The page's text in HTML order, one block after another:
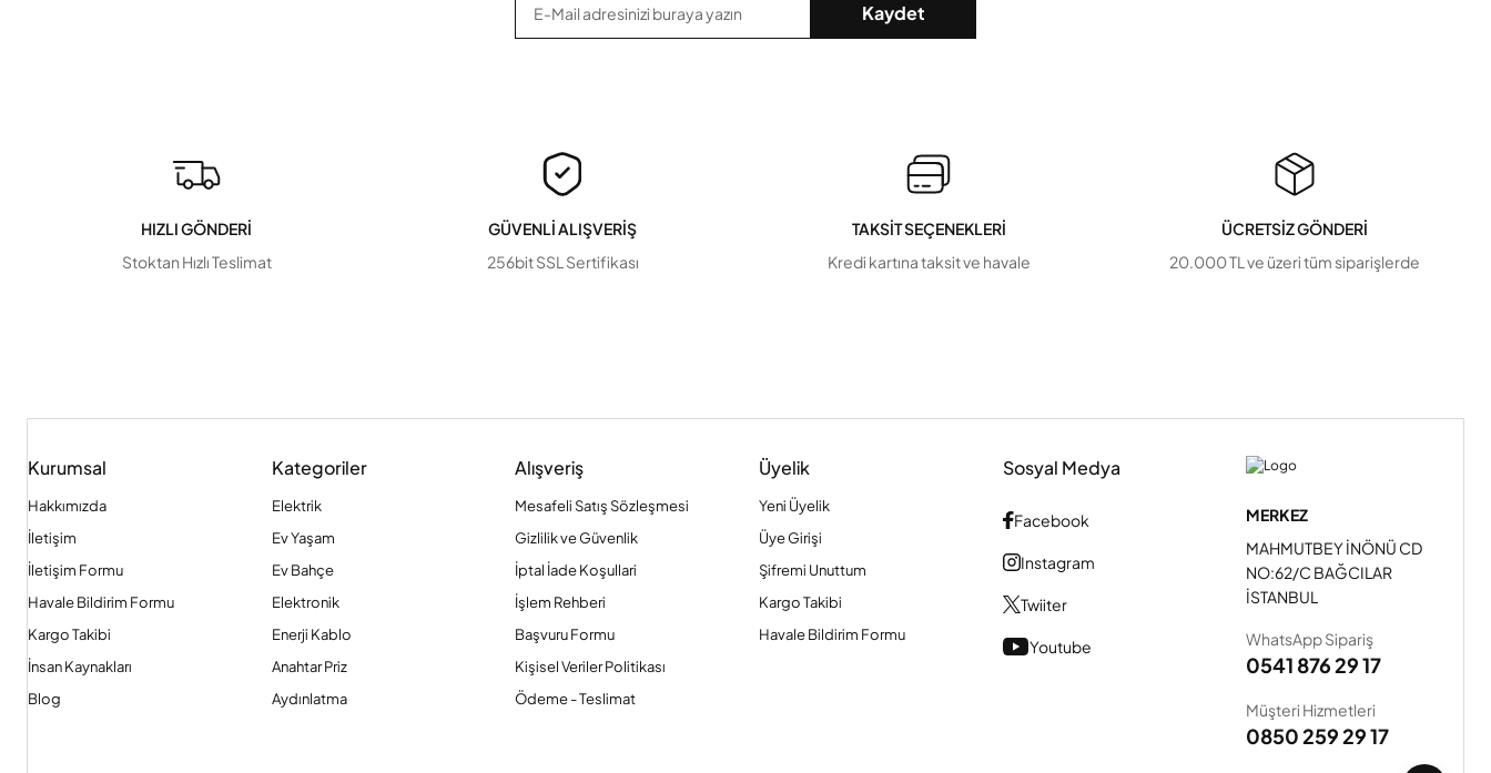
Kaydet
HIZLI GÖNDERİ
Stoktan Hızlı Teslimat
GÜVENLİ ALIŞVERİŞ
256bit SSL Sertifikası
TAKSİT SEÇENEKLERİ
Kredi kartına taksit ve havale
ÜCRETSİZ GÖNDERİ
20.000 TL ve üzeri tüm siparişlerde
Kurumsal
Hakkımızda
İletişim
İletişim Formu
Havale Bildirim Formu
Kargo Takibi
İnsan Kaynakları
Blog
Kategoriler
Elektrik
Ev Yaşam
Ev Bahçe
Elektronik
Enerji Kablo
Anahtar Priz
Aydınlatma
Alışveriş
Mesafeli Satış Sözleşmesi
Gizlilik ve Güvenlik
İptal İade Koşullari
İşlem Rehberi
Başvuru Formu
Kişisel Veriler Politikası
Ödeme - Teslimat
Üyelik
Yeni Üyelik
Üye Girişi
Şifremi Unuttum
Kargo Takibi
Havale Bildirim Formu
Sosyal Medya
Facebook
Instagram
Twiiter
Youtube
MERKEZ
MAHMUTBEY İNÖNÜ CD
NO:62/C BAĞCILAR
İSTANBUL
WhatsApp Sipariş
0541 876 29 17
Müşteri Hizmetleri
0850 259 29 17